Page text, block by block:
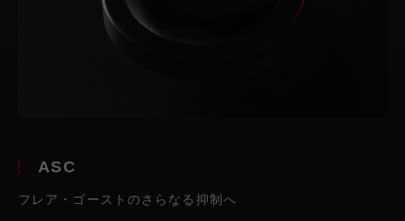
ASC
フレア・ゴーストのさらなる抑制へ